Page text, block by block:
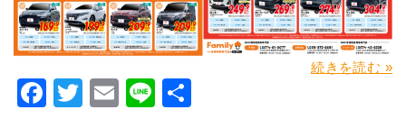
続きを読む »
Facebook
Twitter
Email
Line